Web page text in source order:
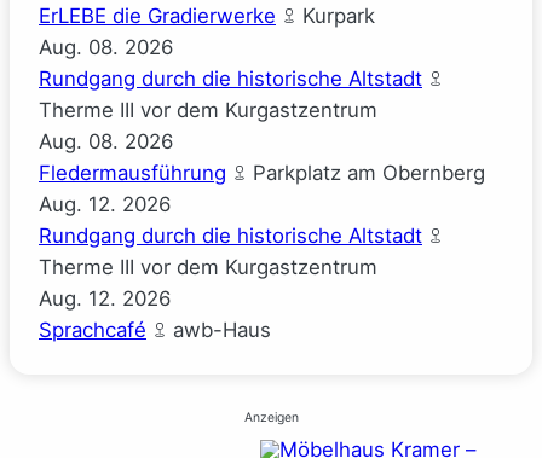
ErLEBE die Gradierwerke
Kurpark
Aug. 08. 2026
Rundgang durch die historische Altstadt
Therme III vor dem Kurgastzentrum
Aug. 08. 2026
Fledermausführung
Parkplatz am Obernberg
Aug. 12. 2026
Rundgang durch die historische Altstadt
Therme III vor dem Kurgastzentrum
Aug. 12. 2026
Sprachcafé
awb-Haus
Anzeigen